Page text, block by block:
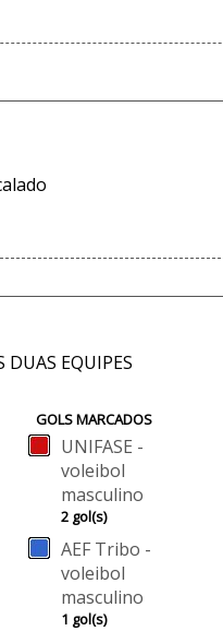
DUAS EQUIPES
GOLS MARCADOS
UNIFASE -
voleibol
masculino
2 gol(s)
AEF Tribo -
voleibol
masculino
1 gol(s)